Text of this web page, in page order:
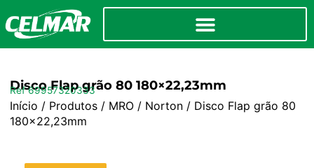
Disco Flap grão 80 180×22,23mm
Ref 69957320333
Início / Produtos/ MRO/ Norton/ Disco Flap grão 80
180×22,23mm